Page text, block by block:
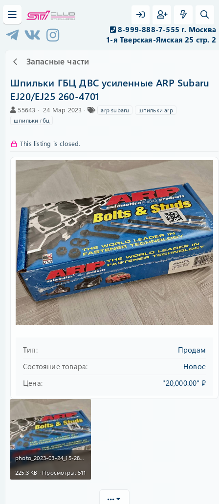
8-999-888-7-555 г. Москва
1-я Тверская-Ямская 25 стр. 2
Запасные части
Шпильки ГБЦ ДВС усиленные ARP Subaru
EJ20/EJ25 260-4701
А
в
р
55643
C
r
t
o
e
24 Мар 2023 arp subaru
шпильки arp
шпильки гбц
This listing is closed.
Тип
Продам
Состояние товара
Новое
Цена
"20,000.00" ₽
photo_2023-03-24_15-28-36.jpg
225.3 KB · Просмотры: 511
•••